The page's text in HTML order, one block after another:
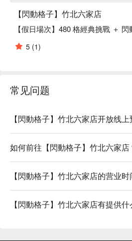
【閃動格子】竹北六家店
【假日場次】480 格經典挑戰 ＋ 閃
5 (1)
常见问题
【閃動格子】竹北六家店开放线上
如何前往【閃動格子】竹北六家店
【閃動格子】竹北六家店的营业时
【閃動格子】竹北六家店有提供